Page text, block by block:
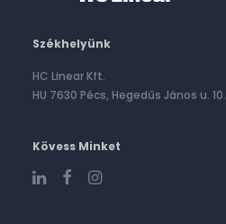
Székhelyünk
HC Linear Kft.
HU 7630 Pécs, Hegedűs János u. 10.
Kövess Minket